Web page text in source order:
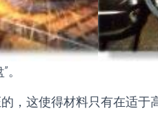
，这使得材料只有在适于